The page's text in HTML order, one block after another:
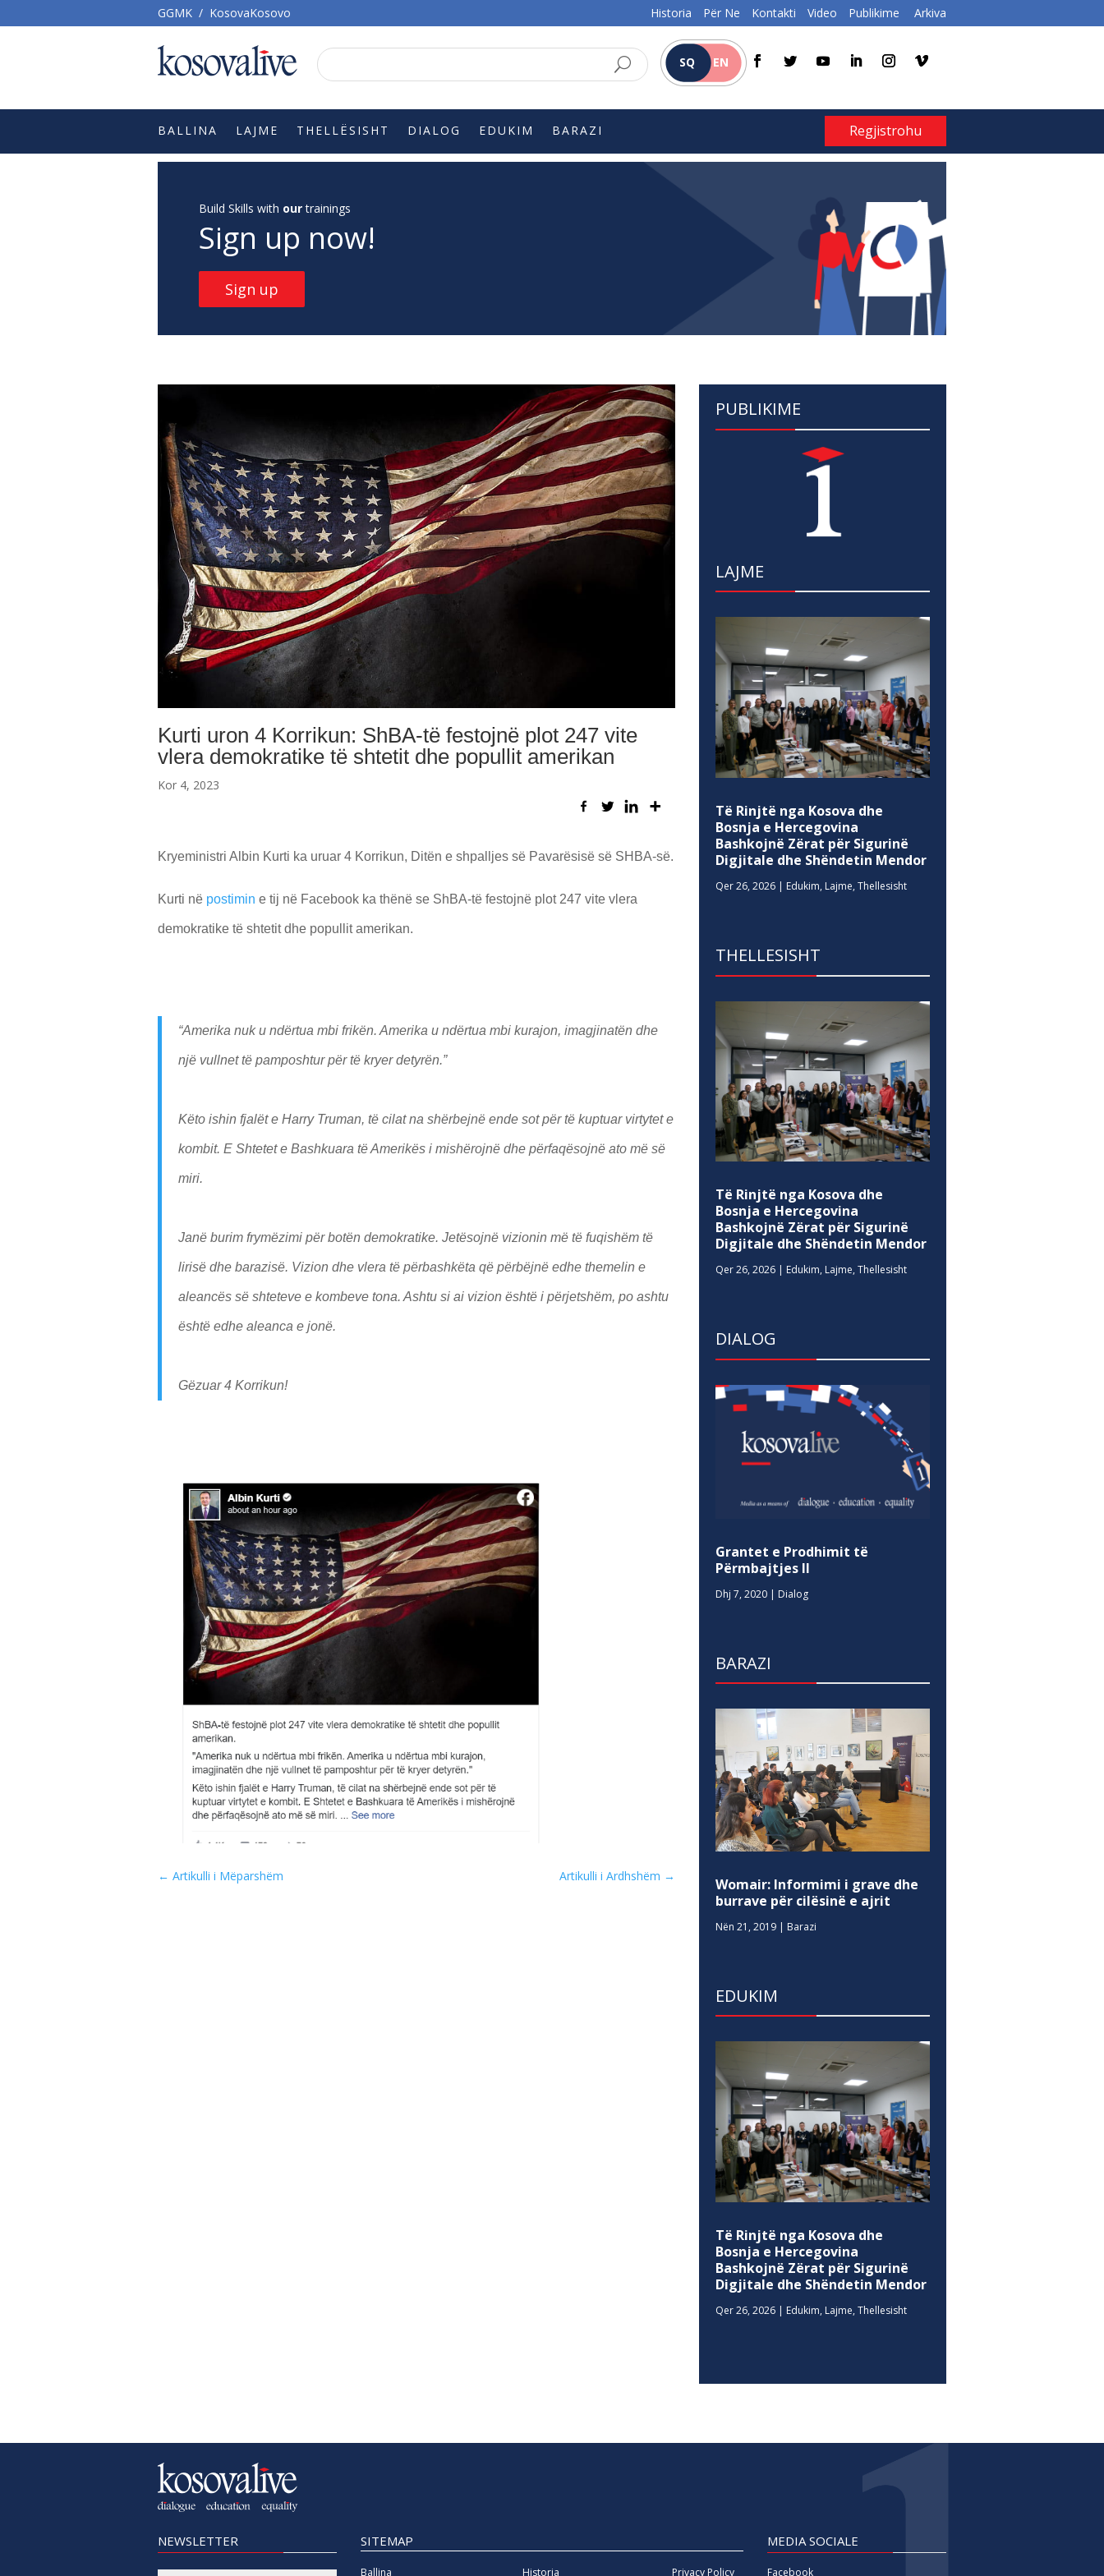
GGMK / KosovaKosovo Historia Për Ne Kontakti Video Publikime Arkiva
SQ EN
BALLINA LAJME THELLËSISHT DIALOG EDUKIM BARAZI Regjistrohu
Build Skills with ourtrainings
Sign up now!
Sign up
Kurti uron 4 Korrikun: ShBA-të festojnë plot 247 vite
vlera demokratike të shtetit dhe popullit amerikan
Kor 4, 2023
Kryeministri Albin Kurti ka uruar 4 Korrikun, Ditën e shpalljes së Pavarësisë së SHBA-së.
Kurti në postimin e tij në Facebook ka thënë se ShBA-të festojnë plot 247 vite vlera
demokratike të shtetit dhe popullit amerikan.
“Amerika nuk u ndërtua mbi frikën. Amerika u ndërtua mbi kurajon, imagjinatën dhe
një vullnet të pamposhtur për të kryer detyrën.”
Këto ishin fjalët e Harry Truman, të cilat na shërbejnë ende sot për të kuptuar virtytet e
kombit. E Shtetet e Bashkuara të Amerikës i mishërojnë dhe përfaqësojnë ato më së
miri.
Janë burim frymëzimi për botën demokratike. Jetësojnë vizionin më të fuqishëm të
lirisë dhe barazisë. Vizion dhe vlera të përbashkëta që përbëjnë edhe themelin e
aleancës së shteteve e kombeve tona. Ashtu si ai vizion është i përjetshëm, po ashtu
është edhe aleanca e jonë.
Gëzuar 4 Korrikun!
← Artikulli i Mëparshëm Artikulli i Ardhshëm →
PUBLIKIME
LAJME
Të Rinjtë nga Kosova dhe
Bosnja e Hercegovina
Bashkojnë Zërat për Sigurinë
Digjitale dhe Shëndetin Mendor
Qer 26, 2026 | Edukim, Lajme,Thellesisht
THELLESISHT
Të Rinjtë nga Kosova dhe
Bosnja e Hercegovina
Bashkojnë Zërat për Sigurinë
Digjitale dhe Shëndetin Mendor
Qer 26, 2026 | Edukim, Lajme,Thellesisht
DIALOG
Grantet e Prodhimit të
Përmbajtjes II
Dhj 7, 2020 | Dialog
BARAZI
Womair: Informimi i grave dhe
burrave për cilësinë e ajrit
Nën 21, 2019 | Barazi
EDUKIM
Të Rinjtë nga Kosova dhe
Bosnja e Hercegovina
Bashkojnë Zërat për Sigurinë
Digjitale dhe Shëndetin Mendor
Qer 26, 2026 | Edukim, Lajme,Thellesisht
NEWSLETTER SITEMAP
Ballina Historia Privacy Policy
MEDIA SOCIALE
Facebook